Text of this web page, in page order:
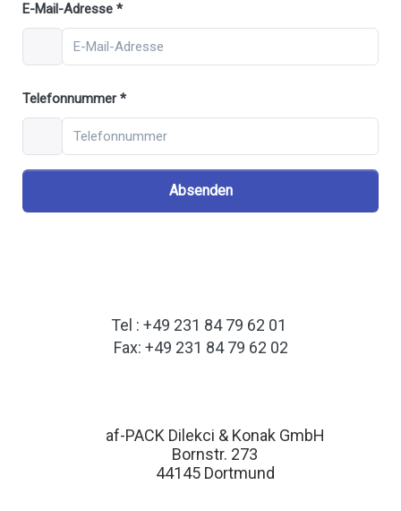
Tel : +49 231 84 79 62 01
Fax: +49 231 84 79 62 02
af-PACK Dilekci & Konak GmbH
Bornstr. 273
44145 Dortmund
E-Mail-Adresse
Telefonnummer
Absenden